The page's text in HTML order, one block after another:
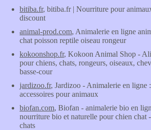
bitiba.fr, bitiba.fr | Nourriture pour
discount
animal-prod.com, Animalerie en ligne
chat poisson reptile oiseau rongeur
kokoonshop.fr, Kokoon Animal Shop -
pour chiens, chats, rongeurs, oiseaux,
basse-cour
jardizoo.fr, Jardizoo - Animalerie en ligne
accessoires pour animaux
biofan.com, Biofan - animalerie bio en
nourriture bio et naturelle pour chien chat
chats